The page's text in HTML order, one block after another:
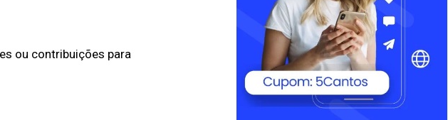
ou contribuições para